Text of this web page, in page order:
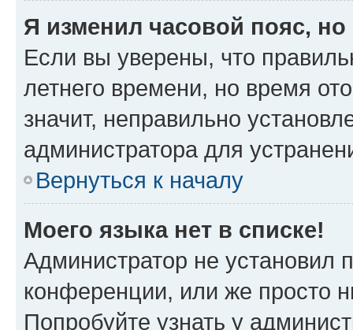
Я изменил часовой пояс,
Если вы уверены, что
летнего времени, но время
значит, неправильно
администратора для
Вернуться к началу
Моего языка нет в списке!
Администратор не установил
конференции, или же просто
Попробуйте узнать у